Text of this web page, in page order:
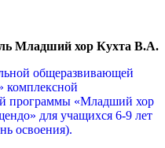
Младший хор Кухта В.А.
общеразвивающей
комплексной
программы «Младший хор
для учащихся 6-9 лет
освоения).